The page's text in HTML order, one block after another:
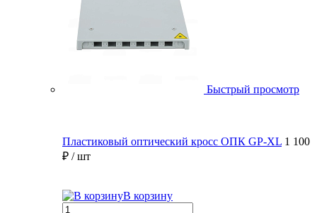
Быстрый просмотр
Пластиковый оптический кросс ОПК GP-XL 1 100
₽ / шт
В корзину